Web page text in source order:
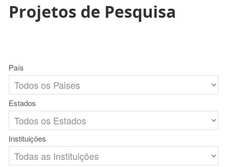
Projetos de Pesquisa
País
Estados
Instituições